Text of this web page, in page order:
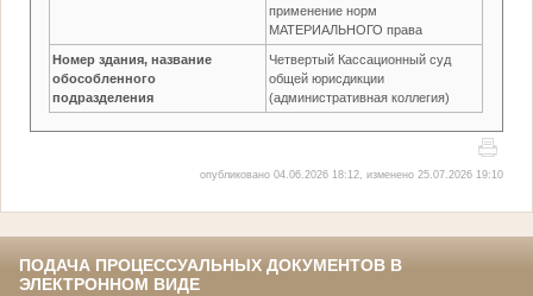
применение норм
МАТЕРИАЛЬНОГО права
Номер здания, название
обособленного
подразделения
Четвертый Кассационный суд
общей юрисдикции
(административная коллегия)
опубликовано 04.06.2026 18:12, изменено 25.07.2026 19:10
ПОДАЧА ПРОЦЕССУАЛЬНЫХ ДОКУМЕНТОВ В
ЭЛЕКТРОННОМ ВИДЕ